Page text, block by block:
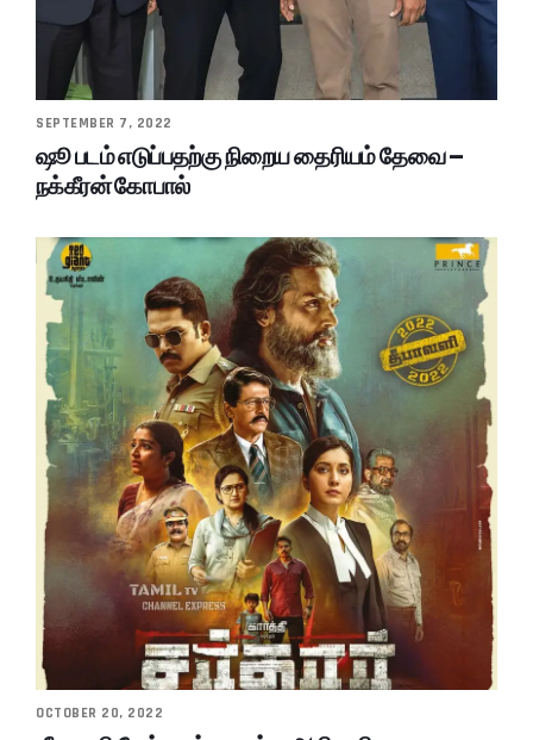
SEPTEMBER 7, 2022
ஷூ படம் எடுப்பதற்கு நிறைய தைரியம் தேவை –
நக்கீரன் கோபால்
OCTOBER 20, 2022